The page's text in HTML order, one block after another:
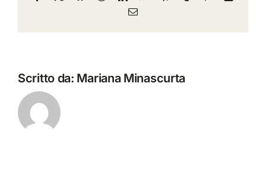
Email
Scritto da: Mariana Minascurta